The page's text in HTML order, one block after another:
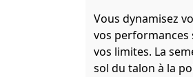
Vous dynamisez
vos performances
vos limites. La
sol du talon à la